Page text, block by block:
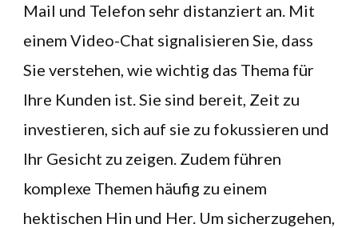
Mail und Telefon sehr distanziert an. Mit
einem Video-Chat signalisieren Sie, dass
Sie verstehen, wie wichtig das Thema für
Ihre Kunden ist. Sie sind bereit, Zeit zu
investieren, sich auf sie zu fokussieren und
Ihr Gesicht zu zeigen. Zudem führen
komplexe Themen häufig zu einem
hektischen Hin und Her. Um sicherzugehen,